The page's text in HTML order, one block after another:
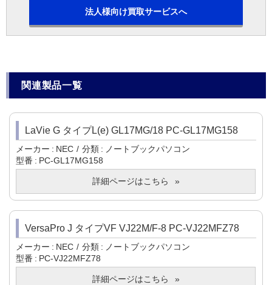
法人様向け買取サービスへ
関連製品一覧
LaVie G タイプL(e) GL17MG/18 PC-GL17MG158
メーカー NEC 分類
ノートブックパソコン
型番
PC-GL17MG158
詳細ページはこちら
VersaPro J タイプVF VJ22M/F-8 PC-VJ22MFZ78
メーカー NEC 分類
ノートブックパソコン
型番
PC-VJ22MFZ78
詳細ページはこちら